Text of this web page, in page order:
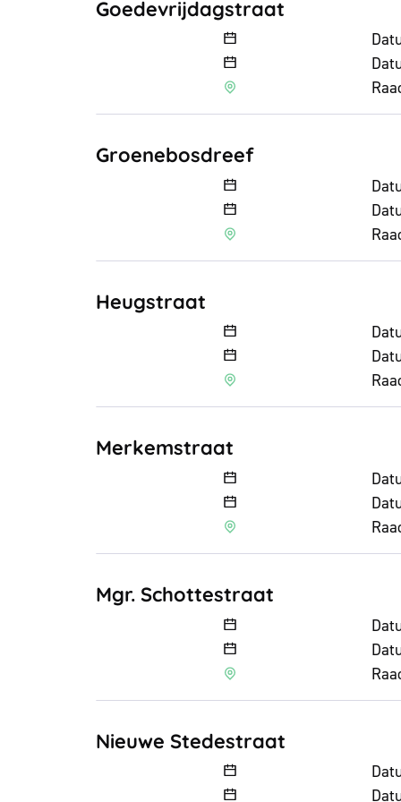
Goedevrijdagstraat
Goedevrijdagstraat
Groenebosdreef
Groenebosdreef
Heugstraat
Heugstraat
Merkemstraat
Merkemstraat
Mgr. Schottestraat
Mgr. Schottestraat
Nieuwe Stedestraat
Nieuwe Stedestraat